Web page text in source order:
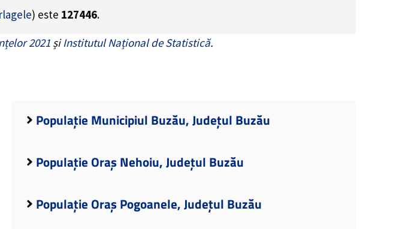
) este 127446.
2021 șiInstitutul Național de Statistică.
Populație Municipiul Buzău, Județul Buzău
Populație Oraș Nehoiu, Județul Buzău
Populație Oraș Pogoanele, Județul Buzău